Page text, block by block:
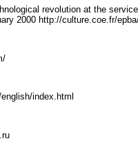
revolution at the
2000 http://culture.coe.fr/
index.html